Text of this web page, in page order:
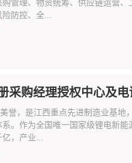
管理、物资统筹、供应链运营
防控、全...
采购经理授权中心及电
美誉，是江西重点先进制造业基
。作为全国唯一国家级锂电新
，产业...